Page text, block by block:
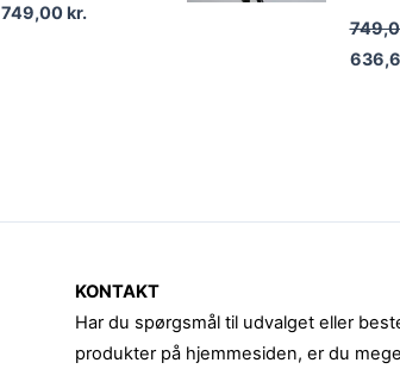
749,00kr.
KONTAKT
Har du spørgsmål til udvalget eller
produkter på hjemmesiden, er du